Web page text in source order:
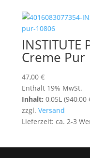
Creme Pur
47,00 €
Enthält 19% MwSt.
Inhalt: 0,05L (940,00
zzgl. Versand
Lieferzeit: ca. 2-3